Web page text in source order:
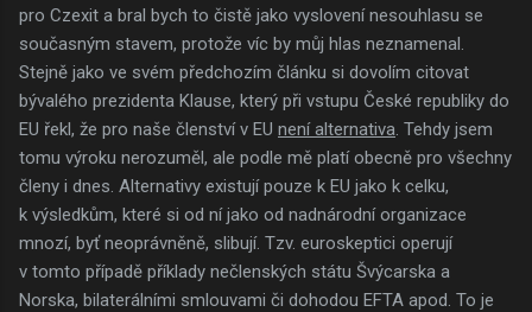
pro Czexit a bral bych to čistě jako vyslovení nesouhlasu se
současným stavem, protože víc by můj hlas neznamenal.
Stejně jako ve svém předchozím článku si dovolím citovat
bývalého prezidenta Klause, který při vstupu České republiky do
EU řekl, že pro naše členství v EU není alternativa . Tehdy jsem
tomu výroku nerozuměl, ale podle mě platí obecně pro všechny
členy i dnes. Alternativy existují pouze k EU jako k celku,
k výsledkům, které si od ní jako od nadnárodní organizace
mnozí, byť neoprávněně, slibují. Tzv. euroskeptici operují
v tomto případě příklady nečlenských státu Švýcarska a
Norska, bilaterálními smlouvami či dohodou EFTA apod. To je